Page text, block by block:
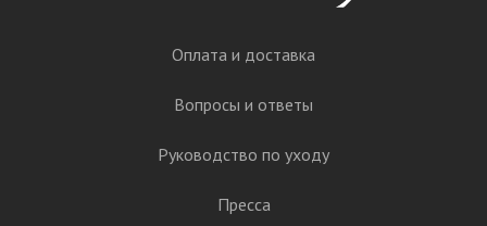
Оплата и доставка
Вопросы и ответы
Руководство по уходу
Пресса